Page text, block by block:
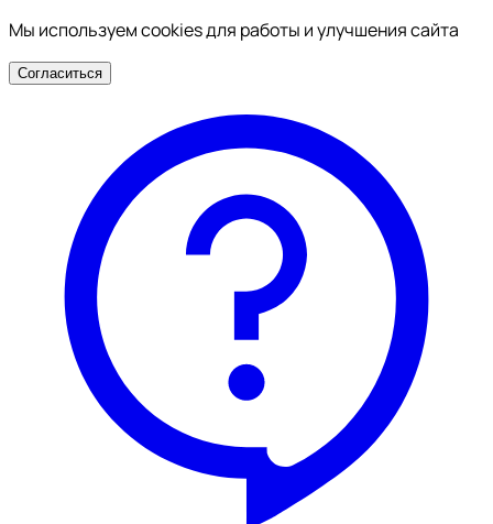
Мы используем cookies для работы и улучшения сайта
Согласиться